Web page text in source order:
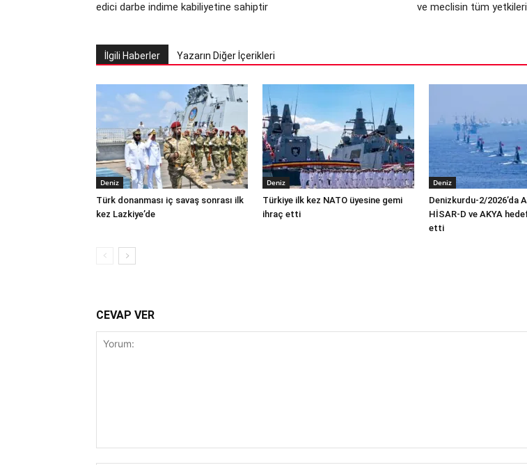
edici darbe indime kabiliyetine sahiptir
ve meclisin tüm
İlgili Haberler Yazarın Diğer İçerikleri
Deniz
Türk donanması iç savaş sonrası ilk
kez Lazkiye’de
Deniz
Türkiye ilk kez NATO üyesine gemi
ihraç etti
Deniz
Denizkurdu-2/2026’da
HİSAR-D ve AKYA
etti
CEVAP VER